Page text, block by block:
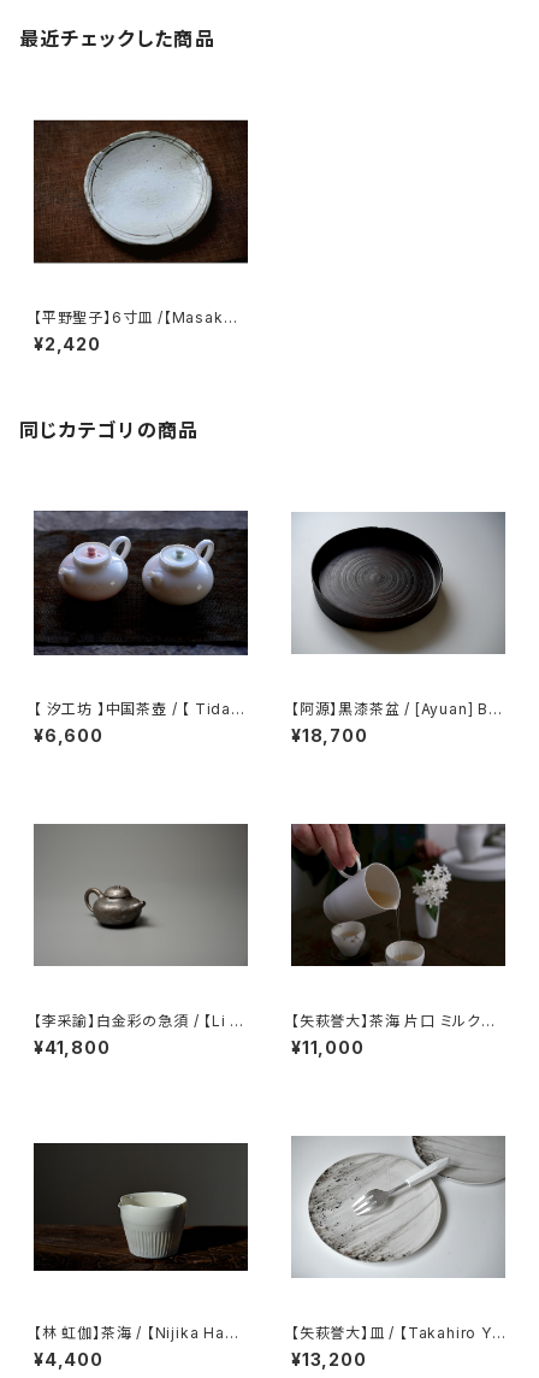
最近チェックした商品
【平野聖子】6寸皿 /【Masako
Hirano】6-inch plate
¥2,420
同じカテゴリの商品
【 汐工坊 】中国茶壺 / 【 Tidal
Atelier 】Chinese teapot
¥6,600
【阿源】黒漆茶盆 / [Ayuan] Bla
ck Lacquer Tea Tray
¥18,700
【李采諭】白金彩の急須 / 【Li C
aiyu】Platinum Decoration t
eapot
¥41,800
【矢萩誉大】茶海 片口 ミルクピ
ッチャー / 【Takahiro Yahagi】
Fair cup Katakuchi Milk pit
¥11,000
【林 虹伽】茶海 / 【Nijika Haya
shi 】tea pitcher
¥4,400
【矢萩誉大】皿 / 【Takahiro Ya
hagi】plate
¥13,200